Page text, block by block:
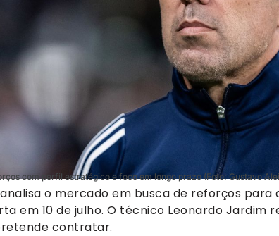
com perfil estratégico e foco em longo prazo (Foto: Gustavo
o mercado em busca de reforços
em 10 de julho. O técnico Leonardo Jardim
contratar.